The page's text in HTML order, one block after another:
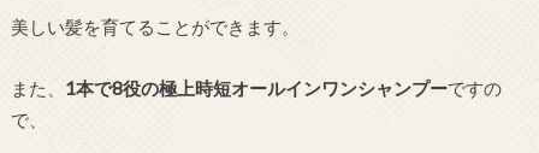
美しい髪を育てることができます。
また、 1本で8役の極上時短オールインワンシャンプーですの
で、